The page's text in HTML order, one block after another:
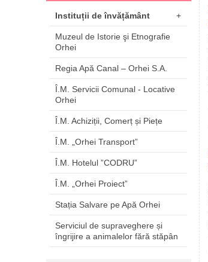
Instituții de învățământ +
Muzeul de Istorie şi Etnografie
Orhei
Regia Apă Canal – Orhei S.A.
Î.M. Servicii Comunal - Locative
Orhei
Î.M. Achiziții, Comerț și Piețe
Î.M. „Orhei Transport”
Î.M. Hotelul ”CODRU”
Î.M. „Orhei Proiect”
Stația Salvare pe Apă Orhei
Serviciul de supraveghere și
îngrijire a animalelor fără stăpân